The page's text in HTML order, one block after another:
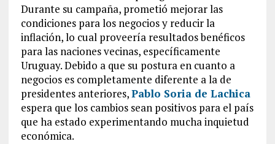
Durante su campaña, prometió mejorar las
condiciones para los negocios y reducir la
inflación, lo cual proveería resultados benéficos
para las naciones vecinas, específicamente
Uruguay. Debido a que su postura en cuanto a
negocios es completamente diferente a la de
presidentes anteriores,Pablo Soria de Lachica
espera que los cambios sean positivos para el país
que ha estado experimentando mucha inquietud
económica.